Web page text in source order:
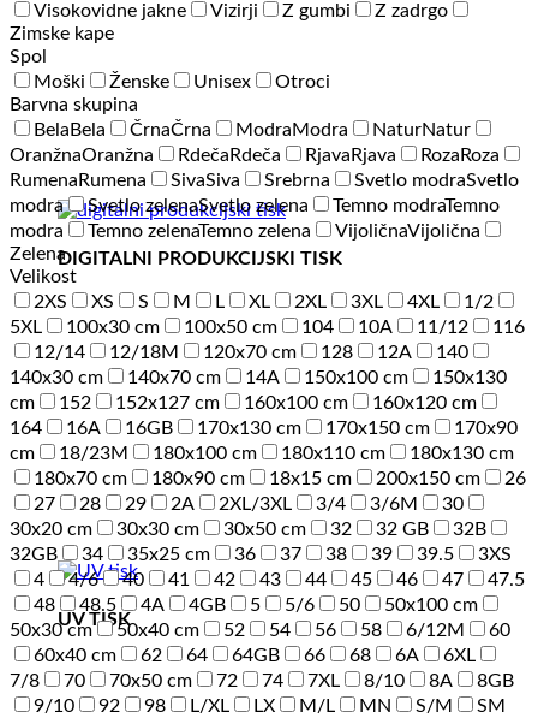
DIGITALNI PRODUKCIJSKI TISK
UV TISK
Visokovidne jakne Vizirji Z gumbi
Z zadrgo
Zimske kape
Spol
Moški
Ženske Unisex
Otroci
Barvna skupina
Bela Bela ČrnaČrna ModraModra NaturNatur
OranžnaOranžna Rdeča Rdeča Rjava Rjava Roza Roza
Rumena Rumena SivaSiva Srebrna Svetlo modraSvetlo
modra
Svetlo zelenaSvetlo zelena Temno modraTemno
modra
Temno zelenaTemno zelena VijoličnaVijolična
Zelena
Velikost
2XS
XS S M L XL 2XL 3XL 4XL
1/2
5XL
100x30 cm 100x50 cm 104 10A 11/12
116
12/14
12/18M 120x70 cm 128 12A
140
140x30 cm
140x70 cm 14A 150x100 cm
150x130
cm
152 152x127 cm 160x100 cm
160x120 cm
164
16A 16GB 170x130 cm 170x150 cm
170x90
cm
18/23M 180x100 cm 180x110 cm
180x130 cm
180x70 cm
180x90 cm 18x15 cm 200x150 cm
26
27
28 29 2A 2XL/3XL 3/4 3/6M
30
30x20 cm
30x30 cm 30x50 cm 32 32 GB
32B
32GB
34 35x25 cm 36 37 38 39 39.5
3XS
4
4/6 40 41 42 43 44 45 46 47
47.5
48
48.5 4A 4GB 5 5/6 50
50x100 cm
50x30 cm
50x40 cm 52 54 56 58 6/12M
60
60x40 cm
62 64 64GB 66 68 6A
6XL
7/8
70 70x50 cm 72 74 7XL 8/10 8A
8GB
9/10
92 98 L/XL LX M/L MN S/M
SM